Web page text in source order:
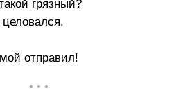
грязный?
отправил!
• • •